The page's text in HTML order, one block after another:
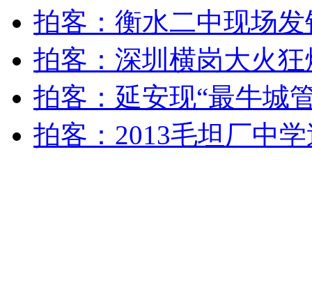
安徽一实载49人客车翻车
走！跟着总书记去植树
消防员救轻生者 花炮节热闹非凡 减压"枕头大战"
拍客：衡水二中现场
拍客：深圳横岗大火
拍客：延安现“最牛城
拍客：2013毛坦厂中